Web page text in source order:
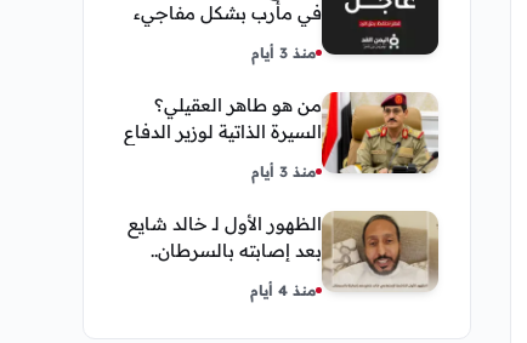
في مأرب بشكل مفاجيء
فما هو سبب ذلك
منذ 3 أيام
من هو طاهر العقيلي؟
السيرة الذاتية لوزير الدفاع
اليمني الجديد وأبرز
مناصبه
منذ 3 أيام
الظهور الأول لـ خالد شايع
بعد إصابته بالسرطان..
يكشف تفاصيل مؤثرة عن
رحلة العلاج
منذ 4 أيام